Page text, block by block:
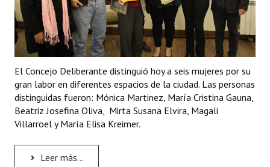
Comunicaciones
Declaraciones
Resoluciones
Resoluciones de Presidencia
INSTITUCIONAL
Antiguos Pobladores
El Concejo Deliberante distinguió hoy a seis mujeres por su
gran labor en diferentes espacios de la ciudad. Las personas
distinguidas fueron: Mónica Martinez, María Cristina Gauna,
Beatriz Josefina Oliva, Mirta Susana Elvira, Magali
Villarroel y María Elisa Kreimer.
Leer más...